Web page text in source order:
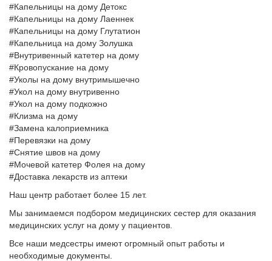
#Капельницы на дому Детокс
#Капельницы на дому Лаеннек
#Капельницы на дому Глутатион
#Капельница на дому Золушка
#Внутривенный катетер на дому
#Кровопускание на дому
#Уколы на дому внутримышечно
#Укол на дому внутривенно
#Укол на дому подкожно
#Клизма на дому
#Замена калоприемника
#Перевязки на дому
#Снятие швов на дому
#Мочевой катетер Фолея на дому
#Доставка лекарств из аптеки
Наш центр работает более 15 лет.
Мы занимаемся подбором медицинских сестер для оказания
медицинских услуг на дому у пациентов.
Все наши медсестры имеют огромный опыт работы и
необходимые документы.